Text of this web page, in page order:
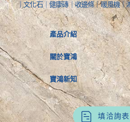
｜文化石｜健康磚｜收邊條｜暖風機｜
產品介紹
關於寶鴻
寶鴻新知
填洽詢